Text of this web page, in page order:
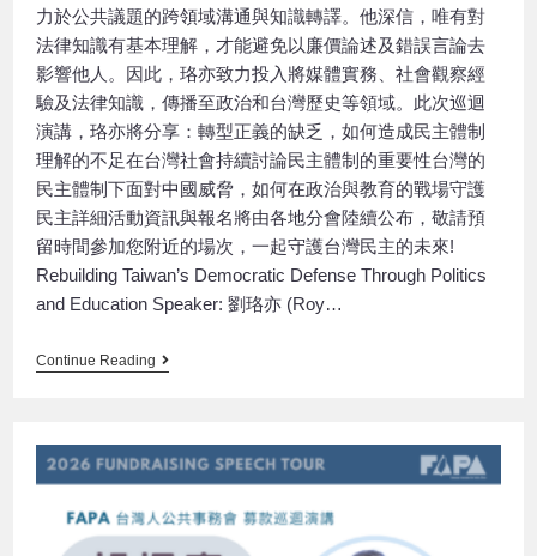
力於公共議題的跨領域溝通與知識轉譯。他深信，唯有對
法律知識有基本理解，才能避免以廉價論述及錯誤言論去
影響他人。因此，珞亦致力投入將媒體實務、社會觀察經
驗及法律知識，傳播至政治和台灣歷史等領域。此次巡迴
演講，珞亦將分享：轉型正義的缺乏，如何造成民主體制
理解的不足在台灣社會持續討論民主體制的重要性台灣的
民主體制下面對中國威脅，如何在政治與教育的戰場守護
民主詳細活動資訊與報名將由各地分會陸續公布，敬請預
留時間參加您附近的場次，一起守護台灣民主的未來!
Rebuilding Taiwan’s Democratic Defense Through Politics
and Education Speaker: 劉珞亦 (Roy…
Continue Reading